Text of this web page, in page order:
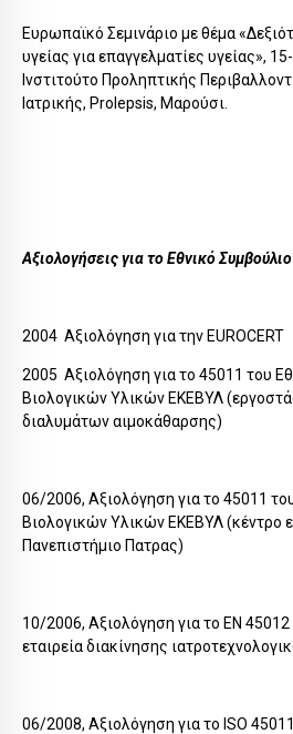
Ευρωπαϊκό Σεμινάριο με θέμα
υγείας για επαγγελματίες υγείας»,
Ινστιτούτο Προληπτικής
Ιατρικής, Prolepsis, Μαρούσι.
Αξιολογήσεις για το Εθνικό
2004 Αξιολόγηση για την EUROCERT
2005 Αξιολόγηση για το 45011 του
Βιολογικών Υλικών ΕΚΕΒΥΛ
διαλυμάτων αιμοκάθαρσης)
06/2006, Αξιολόγηση για το 45011
Βιολογικών Υλικών ΕΚΕΒΥΛ (κέντρο
Πανεπιστήμιο Πατρας)
10/2006, Αξιολόγηση για το ΕΝ
εταιρεία διακίνησης
06/2008, Αξιολόγηση για το ISO